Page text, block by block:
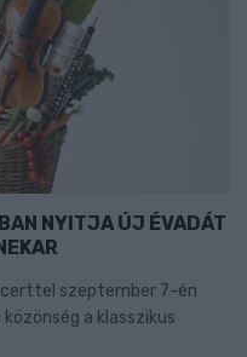
NYITJA ÚJ ÉVADÁT
szeptember 7-én
a klasszikus